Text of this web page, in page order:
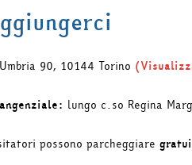
90, 10144 Torino
lungo c.so Regina
possono parcheggiare